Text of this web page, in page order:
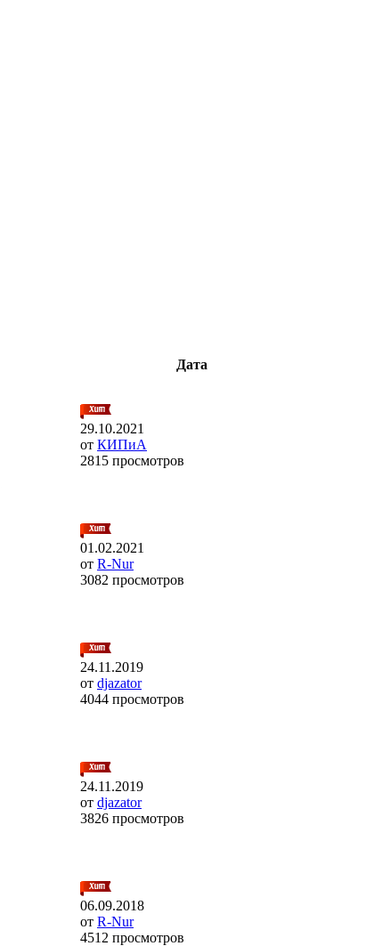
Дата
29.10.2021
от КИПиА
2815 просмотров
01.02.2021
от R-Nur
3082 просмотров
24.11.2019
от djazator
4044 просмотров
24.11.2019
от djazator
3826 просмотров
06.09.2018
от R-Nur
4512 просмотров